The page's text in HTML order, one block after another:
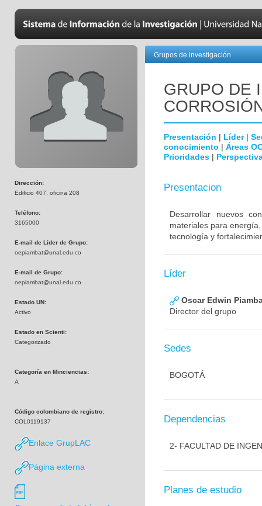
Dirección:
Edificio 407. oficina 208
Teléfono:
3165000
E-mail de Líder de Grupo:
oepiambat@unal.edu.co
E-mail de Grupo:
oepiambat@unal.edu.co
Estado UN:
Activo
Estado en Scienti:
Categorizado
Categoría en Minciencias:
A
Código colombiano de registro:
COL0119137
Enlace GrupLAC
Página externa
Grupos de investigación
GRUPO DE
Presentación | Líder|
conocimiento | Áreas
Prioridades |
Presentacion
Desarrollar nuevos
materiales para
tecnología y
Líder
Oscar Edwin
Director del grupo
Sedes
BOGOTÁ
Dependencias
2- FACULTAD DE
Planes de estudio